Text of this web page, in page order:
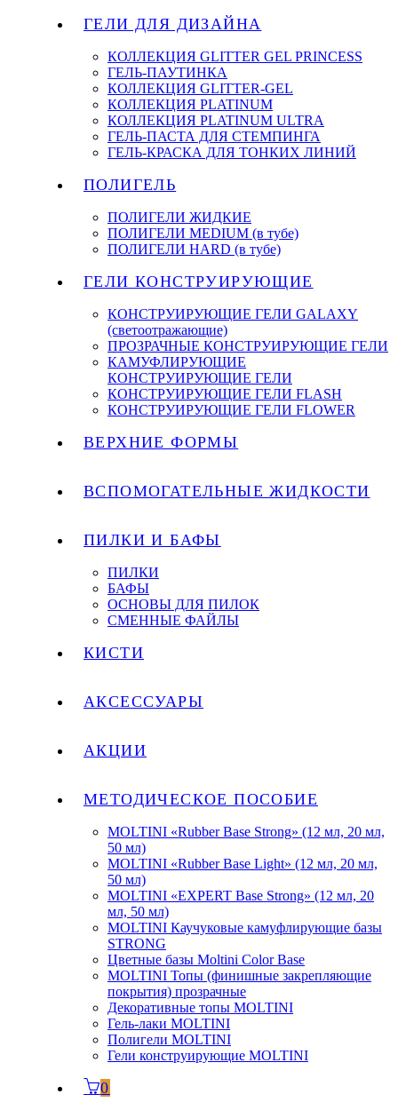
ГЕЛИ ДЛЯ ДИЗАЙНА
КОЛЛЕКЦИЯ GLITTER GEL PRINCESS
ГЕЛЬ-ПАУТИНКА
КОЛЛЕКЦИЯ GLITTER-GEL
КОЛЛЕКЦИЯ PLATINUM
КОЛЛЕКЦИЯ PLATINUM ULTRA
ГЕЛЬ-ПАСТА ДЛЯ СТЕМПИНГА
ГЕЛЬ-КРАСКА ДЛЯ ТОНКИХ ЛИНИЙ
ПОЛИГЕЛЬ
ПОЛИГЕЛИ ЖИДКИЕ
ПОЛИГЕЛИ MEDIUM (в тубе)
ПОЛИГЕЛИ HARD (в тубе)
ГЕЛИ КОНСТРУИРУЮЩИЕ
КОНСТРУИРУЮЩИЕ ГЕЛИ GALAXY
(светоотражающие)
ПРОЗРАЧНЫЕ КОНСТРУИРУЮЩИЕ ГЕЛИ
КАМУФЛИРУЮЩИЕ
КОНСТРУИРУЮЩИЕ ГЕЛИ
КОНСТРУИРУЮЩИЕ ГЕЛИ FLASH
КОНСТРУИРУЮЩИЕ ГЕЛИ FLOWER
ВЕРХНИЕ ФОРМЫ
ВСПОМОГАТЕЛЬНЫЕ ЖИДКОСТИ
ПИЛКИ И БАФЫ
ПИЛКИ
БАФЫ
ОСНОВЫ ДЛЯ ПИЛОК
СМЕННЫЕ ФАЙЛЫ
КИСТИ
АКСЕССУАРЫ
АКЦИИ
МЕТОДИЧЕСКОЕ ПОСОБИЕ
MOLTINI «Rubber Base Strong» (12 мл, 20 мл,
50 мл)
MOLTINI «Rubber Base Light» (12 мл, 20 мл,
50 мл)
MOLTINI «EXPERT Base Strong» (12 мл, 20
мл, 50 мл)
MOLTINI Каучуковые камуфлирующие базы
STRONG
Цветные базы Moltini Color Base
MOLTINI Топы (финишные закрепляющие
покрытия) прозрачные
Декоративные топы MOLTINI
Гель-лаки MOLTINI
Полигели MOLTINI
Гели конструирующие MOLTINI
0